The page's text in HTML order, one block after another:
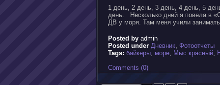
1 день, 2 день, 3 день, 4 день, 5
день. Несколько дней я повела в
ДВ у моря. Там меня учили
Posted by admin
Posted under Дневник, Фотоотчеты
Tags: байкеры, море, Мыс красный,
Comments (0)